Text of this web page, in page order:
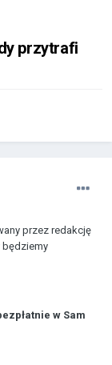
przytrafi
przez redakcję
będziemy
w Sam